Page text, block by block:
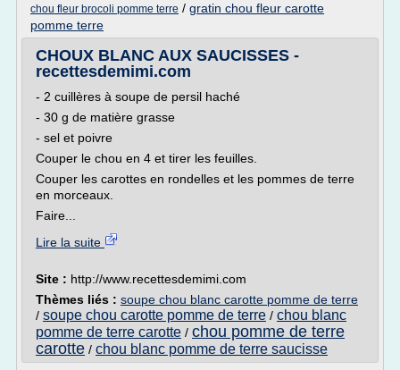
chou fleur brocoli pomme terre / gratin chou fleur carotte
pomme terre
CHOUX BLANC AUX SAUCISSES -
recettesdemimi.com
- 2 cuillères à soupe de persil haché
- 30 g de matière grasse
- sel et poivre
Couper le chou en 4 et tirer les feuilles.
Couper les carottes en rondelles et les pommes de terre
en morceaux.
Faire...
Lire la suite
Site : http://www.recettesdemimi.com
Thèmes liés : soupe chou blanc carotte pomme de terre
/ soupe chou carotte pomme de terre / chou blanc
pomme de terre carotte / chou pomme de terre
carotte / chou blanc pomme de terre saucisse